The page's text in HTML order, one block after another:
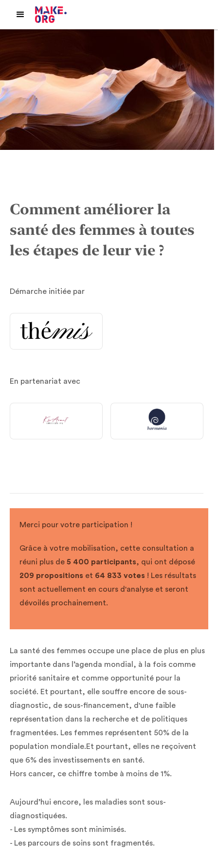
Comment améliorer la
santé des femmes à toutes
les étapes de leur vie ?
Merci pour votre participation !
Grâce à votre mobilisation, cette consultation a
réuni plus de 5 400 participants, qui ont déposé
209 propositions et 64 833 votes ! Les résultats
sont actuellement en cours d'analyse et seront
dévoilés prochainement.
La santé des femmes occupe une place de plus en plus
importante dans l’agenda mondial, à la fois comme
priorité sanitaire et comme opportunité pour la
société. Et pourtant, elle souffre encore de sous-
diagnostic, de sous-financement, d'une faible
représentation dans la recherche et de politiques
fragmentées. Les femmes représentent 50% de la
population mondiale.Et pourtant, elles ne reçoivent
que 6% des investissements en santé.
Hors cancer, ce chiffre tombe à moins de 1%.
Aujourd’hui encore, les maladies sont sous-
diagnostiquées.
- Les symptômes sont minimisés.
- Les parcours de soins sont fragmentés.
Démarche initiée par
En partenariat avec